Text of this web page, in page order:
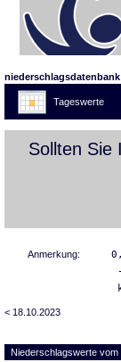
niederschlagsdatenbank
Tageswerte
Sollten Sie
Anmerkung:
< 18.10.2023
Niederschlagswerte